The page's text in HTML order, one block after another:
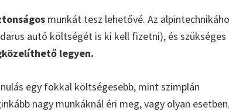
munkát tesz lehetővé. Az
autó költségét is ki kell fizetni), és szükséges
legyen.
egy fokkal költségesebb, mint szimplán
nagy munkáknál éri meg, vagy olyan